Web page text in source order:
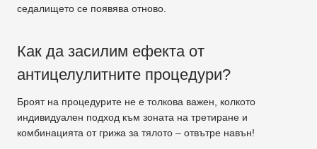
седалището се появява отново.
Как да засилим ефекта от
антицелулитните процедури?
Броят на процедурите не е толкова важен, колкото
индивидуален подход към зоната на третиране и
комбинацията от грижа за тялото – отвътре навън!